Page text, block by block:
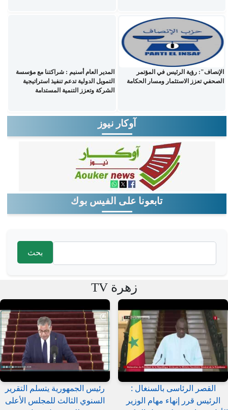
الإنصاف": رؤية الرئيس في المؤتمر
الصحفي تعزز الاستثمار ومسار الحكامة
المدير العام أسنيم : شراكتنا مع مؤسسة
التمويل الدولية تدعم تنفيذ استراتيجية
الشركة وتعزز التنمية المستدامة
آوكار نيوز
تابعونا على الفيس بوك
‏بحث ‏
زهرة TV
القصر الرئاسى بالسنغال :
الرئيس قرر إنهاء مهام الوزير
رئيس الجمهورية يتسلم التقرير
السنوي الثالث للمجلس الأعلى